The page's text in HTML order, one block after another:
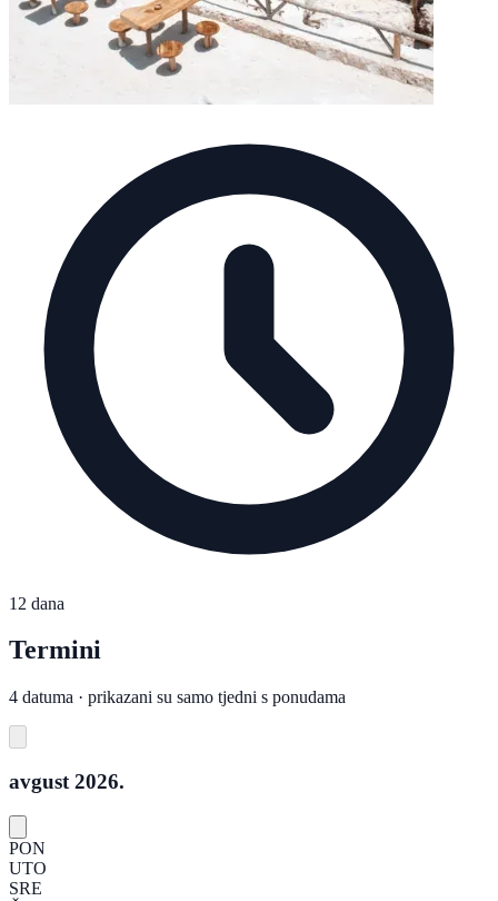
12 dana
Termini
4 datuma · prikazani su samo tjedni s ponudama
avgust 2026.
PON
UTO
SRE